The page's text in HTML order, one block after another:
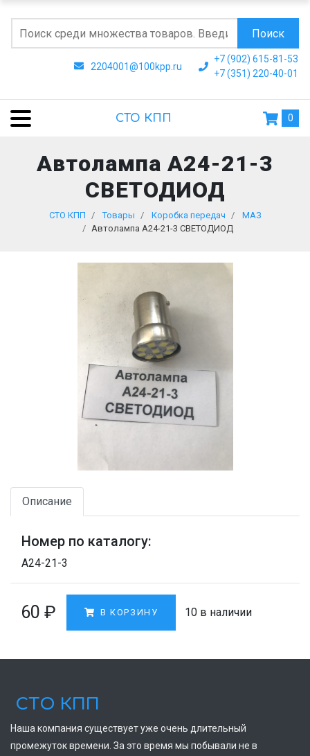
2204001@100kpp.ru
+7 (902) 615-81-53
+7 (351) 220-40-01
Поиск
СТО КПП 0
Автолампа А24-21-3
СВЕТОДИОД
СТО КПП Товары Коробка передач
МАЗ
Автолампа А24-21-3 СВЕТОДИОД
Описание
Номер по каталогу:
А24-21-3
60 ₽ В КОРЗИНУ 10 в наличии
СТО КПП
Наша компания существует уже очень длительный
промежуток времени. За это время мы побывали не в